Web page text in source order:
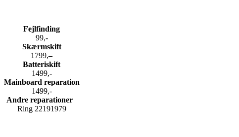
Fejlfinding
99,-
Skærmskift
1799,–
Batteriskift
1499,-
Mainboard reparation
1499,-
Andre reparationer
Ring 22191979